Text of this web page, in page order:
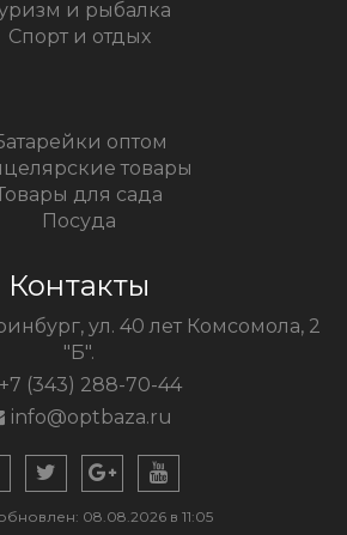
и рыбалка
Спорт и отдых
оптом
товары
для сада
Посуда
Контакты
ул. 40 лет Комсомола, 2
"Б".
+7 (343) 288-70-44
info@optbaza.ru
08.08.2026 в 11:05